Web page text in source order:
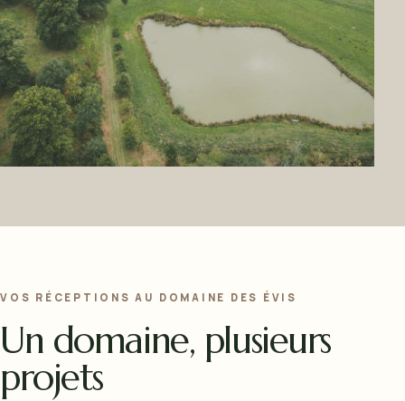
VOS RÉCEPTIONS AU DOMAINE DES ÉVIS
Un domaine, plusieurs
projets